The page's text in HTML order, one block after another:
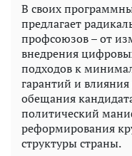
В своих
предлагает
профсоюзов – от
внедрения
подходов к
гарантий и
обещания
политический
реформирования
структуры страны.